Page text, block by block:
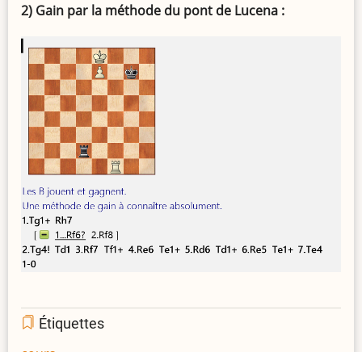
2) Gain par la méthode du pont de Lucena :
Étiquettes